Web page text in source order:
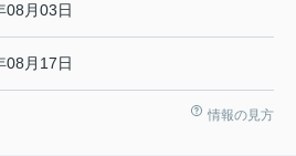
08月03日
08月17日
情報の見方